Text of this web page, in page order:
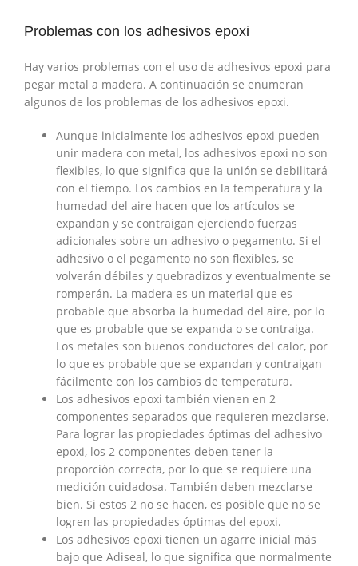
Problemas con los adhesivos epoxi
Hay varios problemas con el uso de adhesivos epoxi para
pegar metal a madera. A continuación se enumeran
algunos de los problemas de los adhesivos epoxi.
Aunque inicialmente los adhesivos epoxi pueden
unir madera con metal, los adhesivos epoxi no son
flexibles, lo que significa que la unión se debilitará
con el tiempo. Los cambios en la temperatura y la
humedad del aire hacen que los artículos se
expandan y se contraigan ejerciendo fuerzas
adicionales sobre un adhesivo o pegamento. Si el
adhesivo o el pegamento no son flexibles, se
volverán débiles y quebradizos y eventualmente se
romperán. La madera es un material que es
probable que absorba la humedad del aire, por lo
que es probable que se expanda o se contraiga.
Los metales son buenos conductores del calor, por
lo que es probable que se expandan y contraigan
fácilmente con los cambios de temperatura.
Los adhesivos epoxi también vienen en 2
componentes separados que requieren mezclarse.
Para lograr las propiedades óptimas del adhesivo
epoxi, los 2 componentes deben tener la
proporción correcta, por lo que se requiere una
medición cuidadosa. También deben mezclarse
bien. Si estos 2 no se hacen, es posible que no se
logren las propiedades óptimas del epoxi.
Los adhesivos epoxi tienen un agarre inicial más
bajo que Adiseal, lo que significa que normalmente